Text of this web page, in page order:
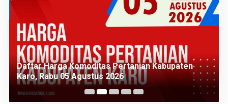
Daftar Harga Komoditas Pertanian Kabupaten
Karo, Rabu 05 Agustus 2026